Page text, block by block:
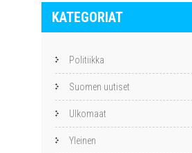
KATEGORIAT
Politiikka
Suomen uutiset
Ulkomaat
Yleinen